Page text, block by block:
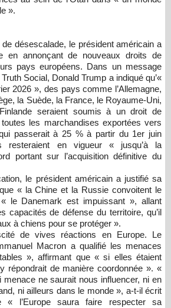
».
désescalade, le président américain a
en annonçant de nouveaux droits de
pays européens. Dans un message
Social, Donald Trump a indiqué qu’«
2026 », des pays comme l’Allemagne,
la Suède, la France, le Royaume-Uni,
seraient soumis à un droit de
les marchandises exportées vers
passerait à 25 % à partir du 1er juin
resteraient en vigueur « jusqu’à la
portant sur l’acquisition définitive du
le président américain a justifié sa
« la Chine et la Russie convoitent le
le Danemark est impuissant », allant
capacités de défense du territoire, qu’il
à chiens pour se protéger ».
de vives réactions en Europe. Le
Macron a qualifié les menaces
», affirmant que « si elles étaient
répondrait de manière coordonnée ». «
menace ne saurait nous influencer, ni en
ni ailleurs dans le monde », a-t-il écrit
« l’Europe saura faire respecter sa